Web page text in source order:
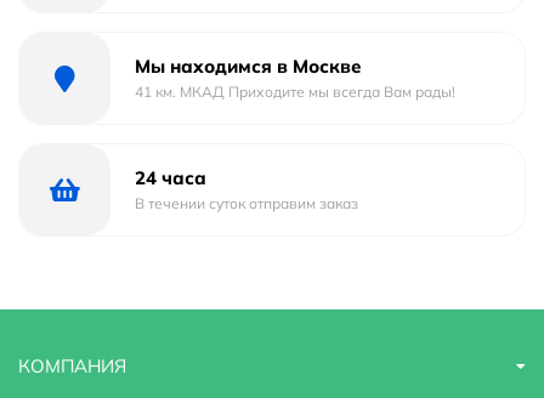
Мы находимся в Москве
41 км. МКАД Приходите мы всегда Вам рады!
24 часа
В течении суток отправим заказ
КОМПАНИЯ